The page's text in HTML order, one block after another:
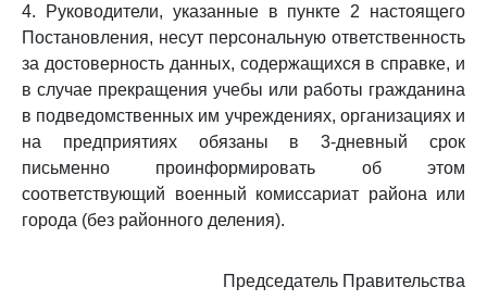
4. Руководители, указанные в пункте 2 настоящего
Постановления, несут персональную ответственность
за достоверность данных, содержащихся в справке, и
в случае прекращения учебы или работы гражданина
в подведомственных им учреждениях, организациях и
на предприятиях обязаны в 3-дневный срок
письменно проинформировать об этом
соответствующий военный комиссариат района или
города (без районного деления).
Председатель Правительства